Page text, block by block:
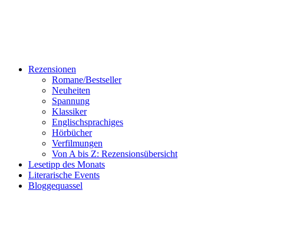
Rezensionen
Romane/Bestseller
Neuheiten
Spannung
Klassiker
Englischsprachiges
Hörbücher
Verfilmungen
Von A bis Z: Rezensionsübersicht
Lesetipp des Monats
Literarische Events
Bloggequassel